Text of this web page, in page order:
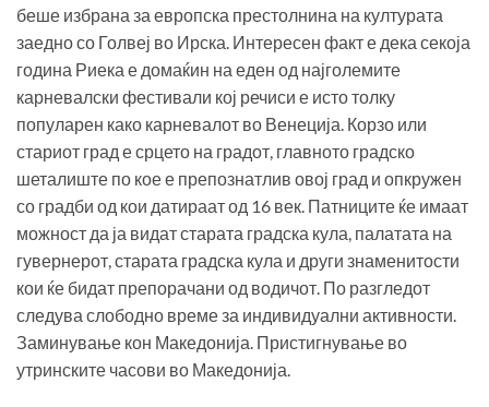
беше избрана за европска престолнина на културата
заедно со Голвеј во Ирска. Интересен факт е дека секоја
година Риека е домаќин на еден од најголемите
карневалски фестивали кој речиси е исто толку
популарен како карневалот во Венеција. Корзо или
стариот град е срцето на градот, главното градско
шеталиште по кое е препознатлив овој град и опкружен
со градби од кои датираат од 16 век. Патниците ќе имаат
можност да ја видат старата градска кула, палатата на
гувернерот, старата градска кула и други знаменитости
кои ќе бидат препорачани од водичот. По разгледот
следува слободно време за индивидуални активности.
Заминување кон Македонија. Пристигнување во
утринските часови во Македонија.